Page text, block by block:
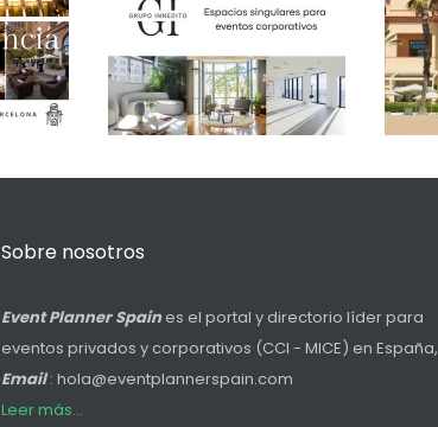
Sobre nosotros
Event Planner Spaines el portal y directorio líder para
eventos privados y corporativos (CCI - MICE) en España,
Email: hola@eventplannerspain.com
Leer más...